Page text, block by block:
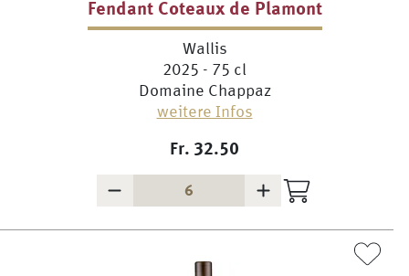
Fendant Coteaux de Plamont
Wallis
2025 - 75 cl
Domaine Chappaz
weitere Infos
Fr. 32.50